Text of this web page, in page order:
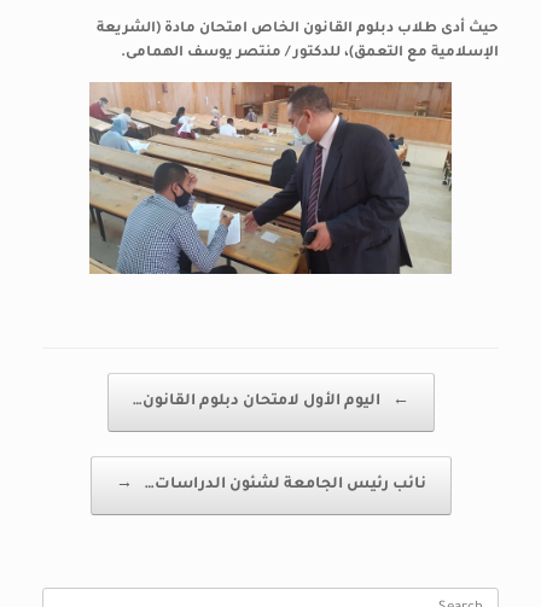
حيث أدى طلاب دبلوم القانون الخاص امتحان مادة (الشريعة
الإسلامية مع التعمق)، للدكتور / منتصر يوسف الهمامى.
← اليوم الأول لامتحان دبلوم القانون…
نائب رئيس الجامعة لشئون الدراسات… →
Search